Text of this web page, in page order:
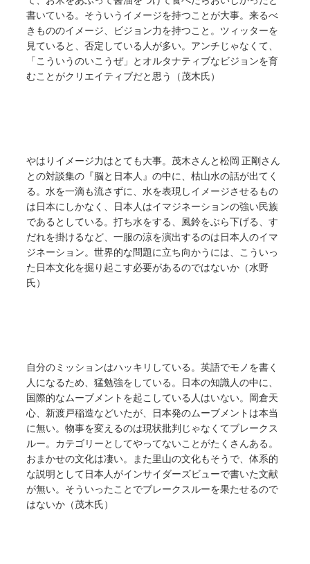
書いている。そういうイメージを持つことが大事。来るべ
きもののイメージ、ビジョン力を持つこと。ツィッターを
見ていると、否定している人が多い。アンチじゃなくて、
「こういうのいこうぜ」とオルタナティブなビジョンを育
むことがクリエイティブだと思う（茂木氏）
やはりイメージ力はとても大事。茂木さんと松岡 正剛さん
との対談集の『脳と日本人』の中に、枯山水の話が出てく
る。水を一滴も流さずに、水を表現しイメージさせるもの
は日本にしかなく、日本人はイマジネーションの強い民族
であるとしている。打ち水をする、風鈴をぶら下げる、す
だれを掛けるなど、一服の涼を演出するのは日本人のイマ
ジネーション。世界的な問題に立ち向かうには、こういっ
た日本文化を掘り起こす必要があるのではないか（水野
氏）
自分のミッションはハッキリしている。英語でモノを書く
人になるため、猛勉強をしている。日本の知識人の中に、
国際的なムーブメントを起こしている人はいない。岡倉天
心、新渡戸稲造などいたが、日本発のムーブメントは本当
に無い。物事を変えるのは現状批判じゃなくてブレークス
ルー。カテゴリーとしてやってないことがたくさんある。
おまかせの文化は凄い。また里山の文化もそうで、体系的
な説明として日本人がインサイダーズビューで書いた文献
が無い。そういったことでブレークスルーを果たせるので
はないか（茂木氏）